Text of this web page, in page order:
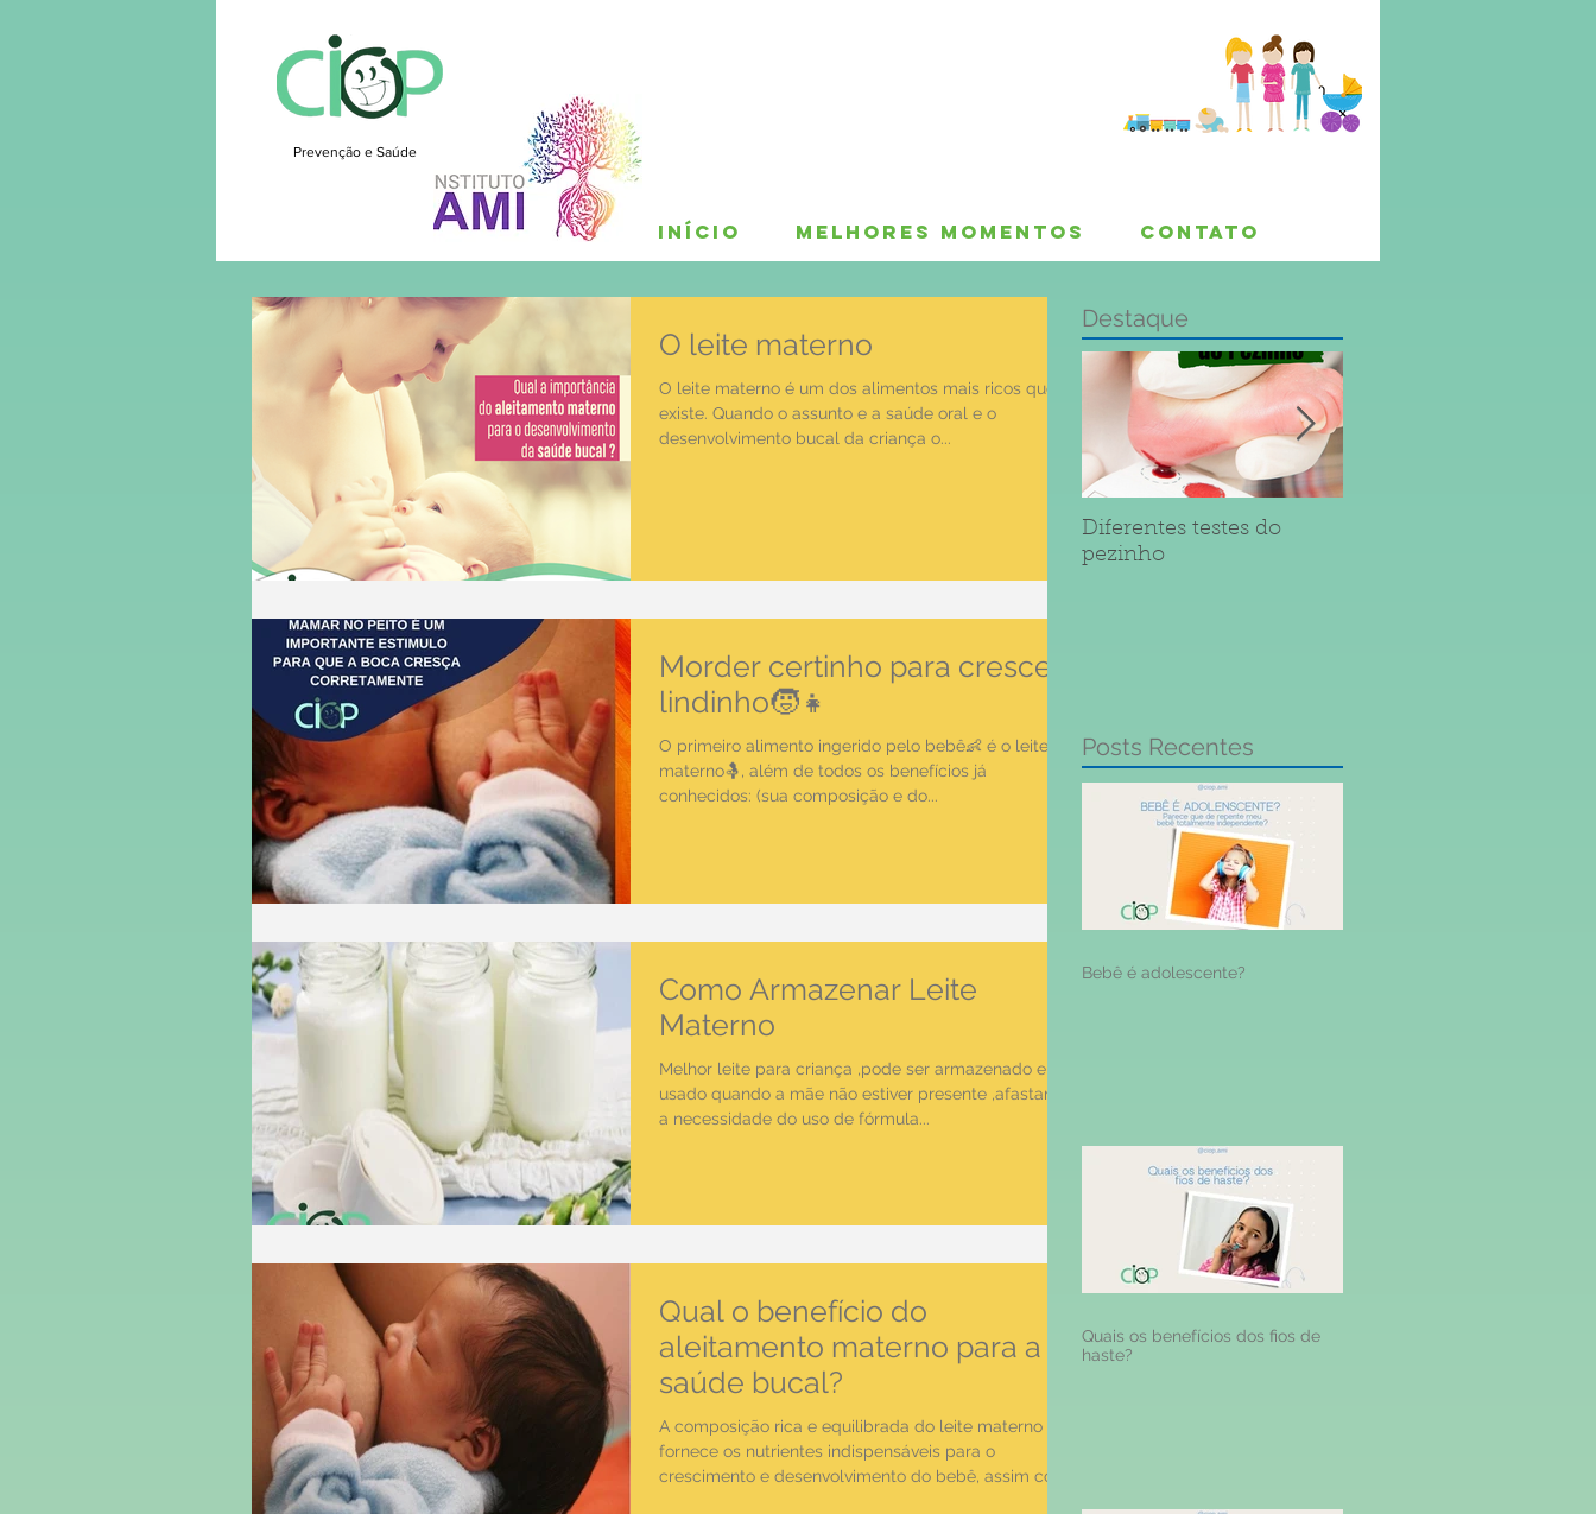
Prevenção e Saúde
INÍCIO MELHORES MOMENTOS CONTATO
O leite materno
O leite materno é um dos alimentos mais ricos que
existe. Quando o assunto e a saúde oral e o
desenvolvimento bucal da criança o...
Morder certinho para crescer
lindinho🧒👧
O primeiro alimento ingerido pelo bebê👶 é o leite
materno🤱, além de todos os benefícios já
conhecidos: (sua composição e do...
Como Armazenar Leite
Materno
Melhor leite para criança ,pode ser armazenado e
usado quando a mãe não estiver presente ,afastando
a necessidade do uso de fórmula...
Qual o benefício do
aleitamento materno para a
saúde bucal?
A composição rica e equilibrada do leite materno
fornece os nutrientes indispensáveis para o
crescimento e desenvolvimento do bebê, assim co
Destaque
Diferentes testes do
pezinho
Posts Recentes
Bebê é adolescente?
Quais os benefícios dos fios de
haste?